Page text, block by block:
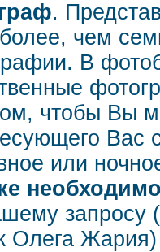
.
чем
В
чтобы Вы
Вас
или
запросу
Олега